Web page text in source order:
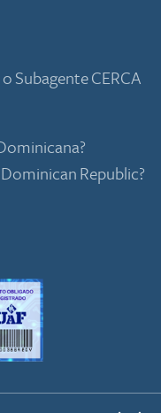
Subagente CERCA
Republic?